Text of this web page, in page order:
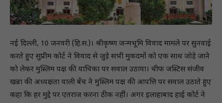
नई दिल्ली, 10 जनवरी (हि.स.)। श्रीकृष्ण जन्मभूमि विवाद मामले पर सुनवाई
करते हुए सुप्रीम कोर्ट ने विवाद से जुड़े सभी मुकदमों को एक साथ जोड़े जाने
को लेकर मुस्लिम पक्ष की याचिका पर सवाल उठाया। चीफ जस्टिस संजीव
खन्ना की अध्यक्षता वाली बेंच ने मुस्लिम पक्ष की आपत्ति पर सवाल उठाते हुए
कहा कि हर मुद्दे पर एतराज करना ठीक नहीं। अगर इलाहाबाद हाई कोर्ट ने